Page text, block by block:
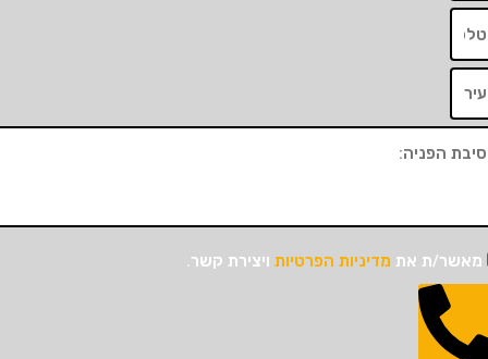
ת אתמדיניות הפרטיותויצירת קשר.